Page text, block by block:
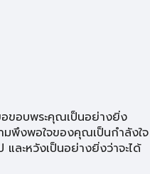
ขอบพระคุณเป็นอย่างยิ่ง
พึงพอใจของคุณเป็นกำลังใจ
ละหวังเป็นอย่างยิ่งว่าจะได้